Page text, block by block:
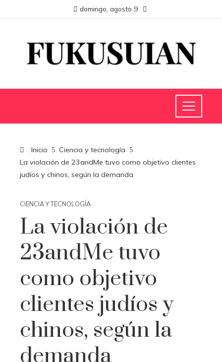
domingo, agosto 9
Inicio
Ciencia y tecnología
La violación de 23andMe tuvo como objetivo clientes
judíos y chinos, según la demanda
CIENCIA Y TECNOLOGÍA
La violación de
23andMe tuvo
como objetivo
clientes judíos y
chinos, según la
demanda